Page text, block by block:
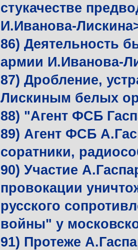
стукачестве
И.Иванова-
86) Деятельность
армии И.Иванова-
87) Дробление,
Лискиным белых
88) "Агент ФСБ
89) Агент ФСБ
соратники,
90) Участие
провокации
русского
войны" у
91) Протеже